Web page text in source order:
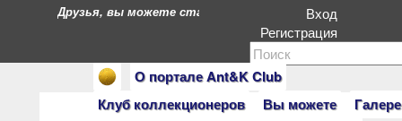
О портале Ant&K Club
Клуб коллекционеров
Вы можете
Друзья, вы можете стать героями нашего портала.
Вход
Регистрация